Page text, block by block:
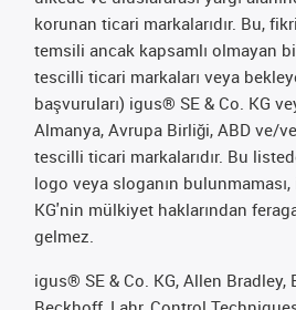
korunan ticari markalarıdır. Bu,
temsili ancak kapsamlı olmayan
tescilli ticari markaları veya
başvuruları) igus® SE & Co. KG
Almanya, Avrupa Birliği, ABD ve/
tescilli ticari markalarıdır. Bu
logo veya sloganın bulunmaması,
KG'nin mülkiyet haklarından
gelmez.
igus® SE & Co. KG, Allen Bradley,